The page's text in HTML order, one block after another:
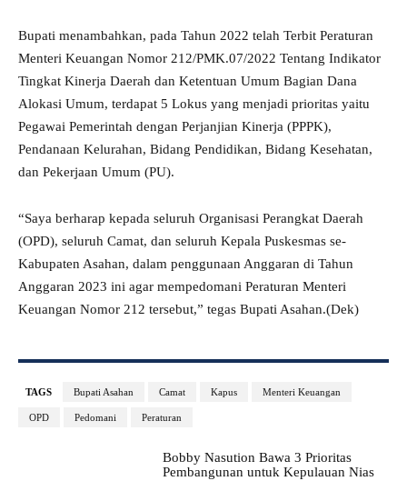
Bupati menambahkan, pada Tahun 2022 telah Terbit Peraturan
Menteri Keuangan Nomor 212/PMK.07/2022 Tentang Indikator
Tingkat Kinerja Daerah dan Ketentuan Umum Bagian Dana
Alokasi Umum, terdapat 5 Lokus yang menjadi prioritas yaitu
Pegawai Pemerintah dengan Perjanjian Kinerja (PPPK),
Pendanaan Kelurahan, Bidang Pendidikan, Bidang Kesehatan,
dan Pekerjaan Umum (PU).
“Saya berharap kepada seluruh Organisasi Perangkat Daerah
(OPD), seluruh Camat, dan seluruh Kepala Puskesmas se-
Kabupaten Asahan, dalam penggunaan Anggaran di Tahun
Anggaran 2023 ini agar mempedomani Peraturan Menteri
Keuangan Nomor 212 tersebut,” tegas Bupati Asahan.(Dek)
TAGS Bupati Asahan Camat Kapus Menteri Keuangan
OPD Pedomani Peraturan
Bobby Nasution Bawa 3 Prioritas
Pembangunan untuk Kepulauan Nias